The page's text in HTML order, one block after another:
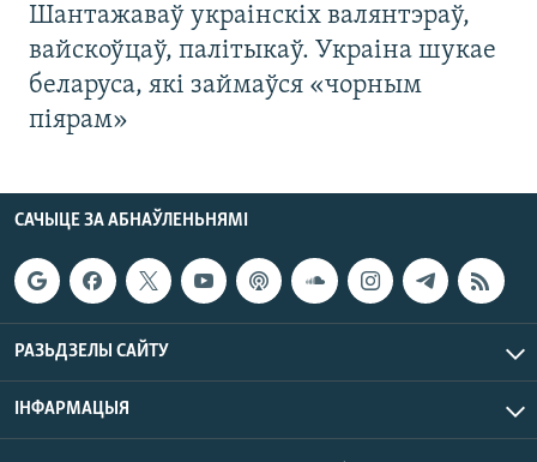
Шантажаваў украінскіх валянтэраў,
вайскоўцаў, палітыкаў. Украіна шукае
беларуса, які займаўся «чорным
піярам»
САЧЫЦЕ ЗА АБНАЎЛЕНЬНЯМІ
РАЗЬДЗЕЛЫ САЙТУ
ІНФАРМАЦЫЯ